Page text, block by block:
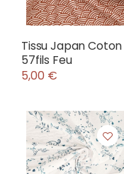
Tissu Japan Coton
57fils Feu
5,00 €